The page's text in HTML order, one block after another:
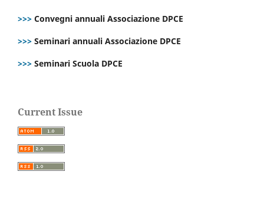
>>> Convegni annuali Associazione DPCE
>>> Seminari annuali Associazione DPCE
>>> Seminari Scuola DPCE
Current Issue